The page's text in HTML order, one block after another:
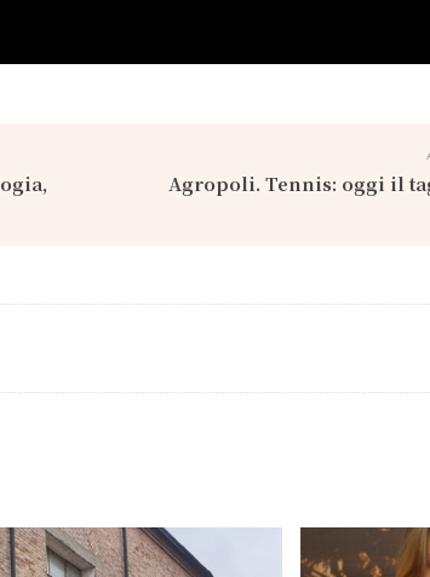
Agropoli. Tennis: oggi il